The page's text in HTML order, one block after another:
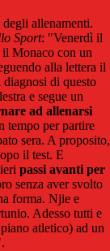
allenamenti.
Sport: "Venerdì il
Monaco con un
alla lettera il
di questo
e segue un
ad allenarsi
tempo per partire
sera. A proposito,
il test. E
passi avanti per
senza aver svolto
forma. Njie e
Adesso tutti e
atletico) ad un